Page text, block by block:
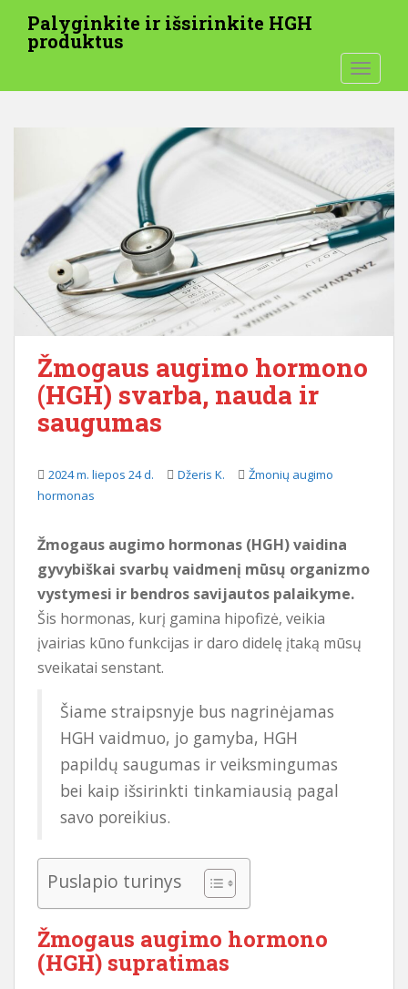
i
Palyginkite ir išsirinkite HGH
produktus
Žmogaus augimo hormono
(HGH) svarba, nauda ir
saugumas
2024 m. liepos 24 d. Džeris K.
Žmonių augimo
hormonas
Žmogaus augimo hormonas (HGH) vaidina
gyvybiškai svarbų vaidmenį mūsų organizmo
vystymesi ir bendros savijautos palaikyme.
Šis hormonas, kurį gamina hipofizė, veikia
įvairias kūno funkcijas ir daro didelę įtaką mūsų
sveikatai senstant.
Šiame straipsnyje bus nagrinėjamas
HGH vaidmuo, jo gamyba, HGH
papildų saugumas ir veiksmingumas
bei kaip išsirinkti tinkamiausią pagal
savo poreikius.
Puslapio turinys
Žmogaus augimo hormono
(HGH) supratimas